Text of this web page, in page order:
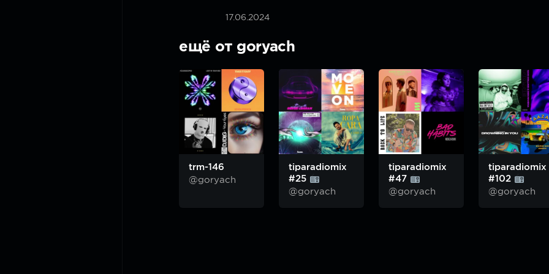
17.06.2024
ещё от goryach
trm-146
@goryach
tiparadiomix
#25
@goryach
tiparadiomix
#47
@goryach
tiparadiomix
#102
@goryach